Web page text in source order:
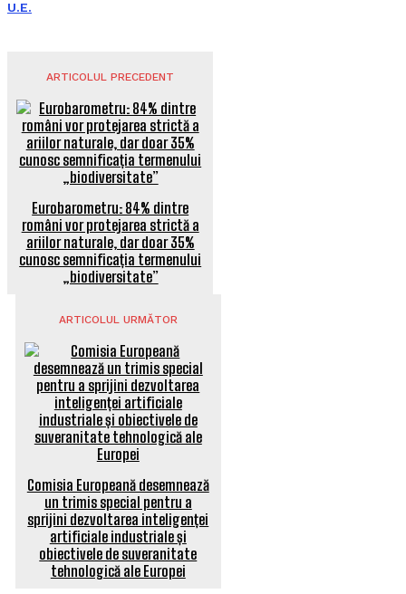
U.E.
ARTICOLUL PRECEDENT
Eurobarometru: 84% dintre
români vor protejarea strictă a
ariilor naturale, dar doar 35%
cunosc semnificația termenului
„biodiversitate”
ARTICOLUL URMĂTOR
Comisia Europeană desemnează
un trimis special pentru a
sprijini dezvoltarea inteligenței
artificiale industriale și
obiectivele de suveranitate
tehnologică ale Europei